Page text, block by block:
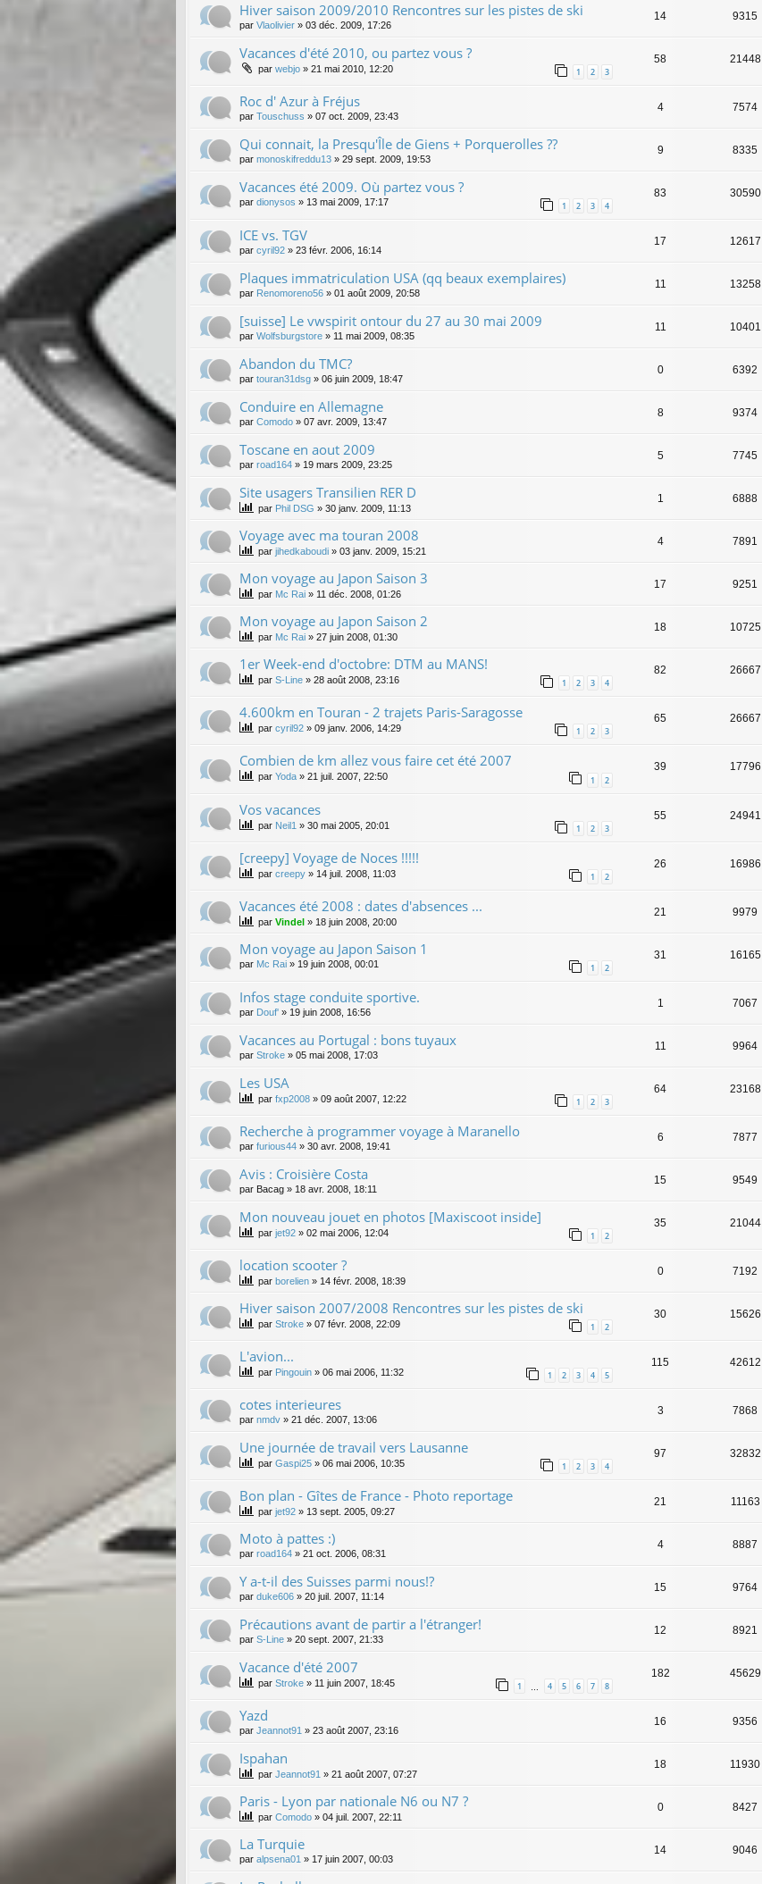
Hiver saison 2009/2010 Rencontres sur les pistes de ski
par Vlaolivier » 03 déc. 2009, 17:26
14 9315
Vacances d'été 2010, ou partez vous ?
par webjo » 21 mai 2010, 12:20 1 2 3
58 21448
Roc d' Azur à Fréjus
par Touschuss » 07 oct. 2009, 23:43
4 7574
Qui connait, la Presqu'Île de Giens + Porquerolles ??
par monoskifreddu13 » 29 sept. 2009, 19:53
9 8335
Vacances été 2009. Où partez vous ?
par dionysos » 13 mai 2009, 17:17 1 2 3 4
83 30590
ICE vs. TGV
par cyril92 » 23 févr. 2006, 16:14
17 12617
Plaques immatriculation USA (qq beaux exemplaires)
par Renomoreno56 » 01 août 2009, 20:58
11 13258
[suisse] Le vwspirit ontour du 27 au 30 mai 2009
par Wolfsburgstore » 11 mai 2009, 08:35
11 10401
Abandon du TMC?
par touran31dsg » 06 juin 2009, 18:47
0 6392
Conduire en Allemagne
par Comodo » 07 avr. 2009, 13:47
8 9374
Toscane en aout 2009
par road164 » 19 mars 2009, 23:25
5 7745
Site usagers Transilien RER D
par Phil DSG » 30 janv. 2009, 11:13
1 6888
Voyage avec ma touran 2008
par jihedkaboudi » 03 janv. 2009, 15:21
4 7891
Mon voyage au Japon Saison 3
par Mc Rai » 11 déc. 2008, 01:26
17 9251
Mon voyage au Japon Saison 2
par Mc Rai » 27 juin 2008, 01:30
18 10725
1er Week-end d'octobre: DTM au MANS!
par S-Line » 28 août 2008, 23:16 1 2 3 4
82 26667
4.600km en Touran - 2 trajets Paris-Saragosse
par cyril92 » 09 janv. 2006, 14:29 1 2 3
65 26667
Combien de km allez vous faire cet été 2007
par Yoda » 21 juil. 2007, 22:50 1 2
39 17796
Vos vacances
par Neil1 » 30 mai 2005, 20:01 1 2 3
55 24941
[creepy] Voyage de Noces !!!!!
par creepy » 14 juil. 2008, 11:03 1 2
26 16986
Vacances été 2008 : dates d'absences ...
par Vindel » 18 juin 2008, 20:00
21 9979
Mon voyage au Japon Saison 1
par Mc Rai » 19 juin 2008, 00:01 1 2
31 16165
Infos stage conduite sportive.
par Douf' » 19 juin 2008, 16:56
1 7067
Vacances au Portugal : bons tuyaux
par Stroke » 05 mai 2008, 17:03
11 9964
Les USA
par fxp2008 » 09 août 2007, 12:22 1 2 3
64 23168
Recherche à programmer voyage à Maranello
par furious44 » 30 avr. 2008, 19:41
6 7877
Avis : Croisière Costa
par Bacag » 18 avr. 2008, 18:11
15 9549
Mon nouveau jouet en photos [Maxiscoot inside]
par jet92 » 02 mai 2006, 12:04 1 2
35 21044
location scooter ?
par borelien » 14 févr. 2008, 18:39
0 7192
Hiver saison 2007/2008 Rencontres sur les pistes de ski
par Stroke » 07 févr. 2008, 22:09 1 2
30 15626
L'avion...
par Pingouin » 06 mai 2006, 11:32 1 2 3 4 5
115 42612
cotes interieures
par nmdv » 21 déc. 2007, 13:06
3 7868
Une journée de travail vers Lausanne
par Gaspi25 » 06 mai 2006, 10:35 1 2 3 4
97 32832
Bon plan - Gîtes de France - Photo reportage
par jet92 » 13 sept. 2005, 09:27
21 11163
Moto à pattes :)
par road164 » 21 oct. 2006, 08:31
4 8887
Y a-t-il des Suisses parmi nous!?
par duke606 » 20 juil. 2007, 11:14
15 9764
Précautions avant de partir a l'étranger!
par S-Line » 20 sept. 2007, 21:33
12 8921
Vacance d'été 2007
par Stroke » 11 juin 2007, 18:45 1 … 4 5 6 7 8
182 45629
Yazd
par Jeannot91 » 23 août 2007, 23:16
16 9356
Ispahan
par Jeannot91 » 21 août 2007, 07:27
18 11930
Paris - Lyon par nationale N6 ou N7 ?
par Comodo » 04 juil. 2007, 22:11
0 8427
La Turquie
par alpsena01 » 17 juin 2007, 00:03
14 9046